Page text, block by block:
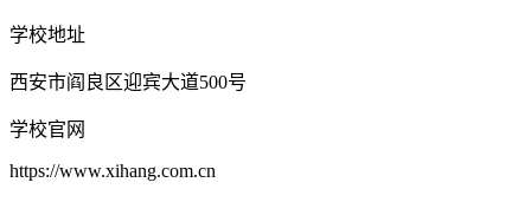
学校地址
西安市阎良区迎宾大道500号
学校官网
https://www.xihang.com.cn